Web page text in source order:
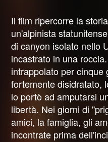
Il film ripercorre la
un'alpinista
di canyon isolato nello
incastrato in una
intrappolato per cinque
fortemente disidratato,
lo portò ad amputarsi
libertà. Nei giorni di
amici, la famiglia, gli
incontrate prima